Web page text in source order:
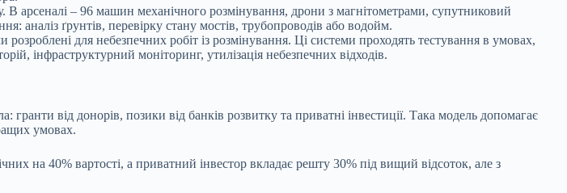
арсеналі – 96 машин механічного розмінування, дрони з магнітометрами, супутниковий
аналіз ґрунтів, перевірку стану мостів, трубопроводів або водойм.
для небезпечних робіт із розмінування. Ці системи проходять тестування в умовах,
інфраструктурний моніторинг, утилізація небезпечних відходів.
гранти від донорів, позики від банків розвитку та приватні інвестиції. Така модель допомагає
умовах.
на 40% вартості, а приватний інвестор вкладає решту 30% під вищий відсоток, але з